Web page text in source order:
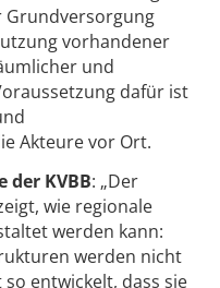
Grundversorgung
vorhandener
und
dafür ist
Akteure vor Ort.
der KVBB: „Der
wie regionale
werden kann:
werden nicht
entwickelt, dass sie